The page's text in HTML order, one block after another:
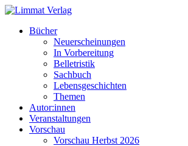
Bücher
Neuerscheinungen
In Vorbereitung
Belletristik
Sachbuch
Lebensgeschichten
Themen
Autor:innen
Veranstaltungen
Vorschau
Vorschau Herbst 2026